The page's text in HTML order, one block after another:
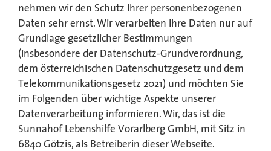
nehmen wir den Schutz Ihrer personenbezogenen
Daten sehr ernst. Wir verarbeiten Ihre Daten nur auf
Grundlage gesetzlicher Bestimmungen
(insbesondere der Datenschutz-Grundverordnung,
dem österreichischen Datenschutzgesetz und dem
Telekommunikationsgesetz 2021) und möchten Sie
im Folgenden über wichtige Aspekte unserer
Datenverarbeitung informieren. Wir, das ist die
Sunnahof Lebenshilfe Vorarlberg GmbH, mit Sitz in
6840 Götzis, als Betreiberin dieser Webseite.